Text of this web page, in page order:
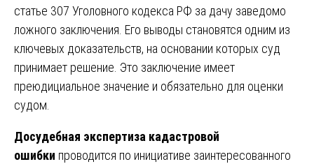
статье 307 Уголовного кодекса РФ за дачу заведомо
ложного заключения. Его выводы становятся одним из
ключевых доказательств, на основании которых суд
принимает решение. Это заключение имеет
преюдициальное значение и обязательно для оценки
судом.
Досудебная экспертиза кадастровой
ошибки проводится по инициативе заинтересованного